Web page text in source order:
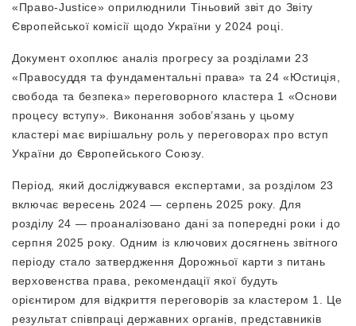
«Право-Justice» оприлюднили Тіньовий звіт до Звіту
Європейської комісії щодо України у 2024 році.
Документ охоплює аналіз прогресу за розділами 23
«Правосуддя та фундаментальні права» та 24 «Юстиція,
свобода та безпека» переговорного кластера 1 «Основи
процесу вступу». Виконання зобов’язань у цьому
кластері має вирішальну роль у переговорах про вступ
України до Європейського Союзу.
Період, який досліджувався експертами, за розділом 23
включає вересень 2024 — серпень 2025 року. Для
розділу 24 — проаналізовано дані за попередні роки і до
серпня 2025 року. Одним із ключових досягнень звітного
періоду стало затвердження Дорожньої карти з питань
верховенства права, рекомендації якої будуть
орієнтиром для відкриття переговорів за кластером 1. Це
результат співпраці державних органів, представників